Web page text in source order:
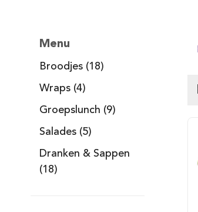
Menu
Broodjes (18)
Wraps (4)
Groepslunch (9)
Salades (5)
Dranken & Sappen
(18)